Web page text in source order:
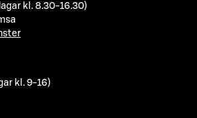
kl. 8.30-16.30)
kl. 9-16)